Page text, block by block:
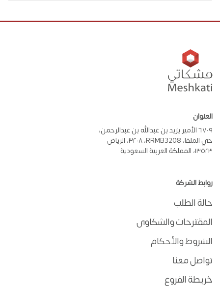
العنوان
٦٧٠٩ الأمير يزيد بن عبدالله بن عبدالرحمن،
حي الملقا، RRMB3208، ٣٢٠٨، الرياض
١٣٥٢٣، المملكة العربية السعودية
روابط الشركة
حالة الطلب
المقترحات والشكاوى
الشروط والأحكام
تواصل معنا
خريطة الفروع